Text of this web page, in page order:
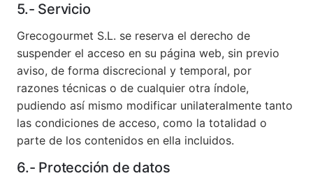
5.- Servicio
Grecogourmet S.L. se reserva el derecho de
suspender el acceso en su página web, sin previo
aviso, de forma discrecional y temporal, por
razones técnicas o de cualquier otra índole,
pudiendo así mismo modificar unilateralmente tanto
las condiciones de acceso, como la totalidad o
parte de los contenidos en ella incluidos.
6.- Protección de datos